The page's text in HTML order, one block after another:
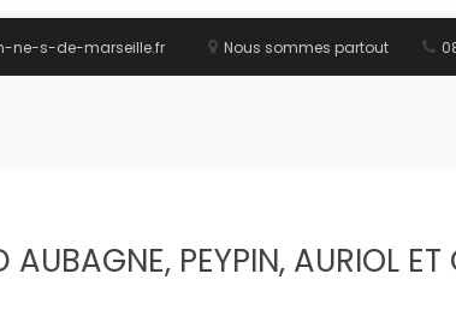
ne-s-de-marseille.fr Nous sommes partout
PEYPIN, AURIOL